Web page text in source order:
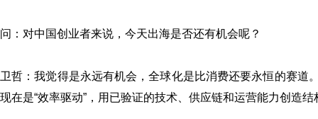
问：对中国创业者来说，今天出海是否还有机会呢？
卫哲：我觉得是永远有机会，全球化是比消费还要永恒的赛道
现在是“效率驱动”，用已验证的技术、供应链和运营能力创造结